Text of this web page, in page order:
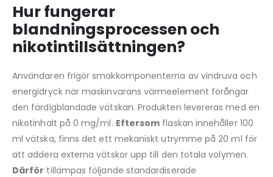
Hur fungerar
blandningsprocessen och
nikotintillsättningen?
Användaren frigör smakkomponenterna av vindruva och
energidryck när maskinvarans värmeelement förångar
den färdigblandade vätskan. Produkten levereras med en
nikotinhalt på 0 mg/ml. Eftersom flaskan innehåller 100
ml vätska, finns det ett mekaniskt utrymme på 20 ml för
att addera externa vätskor upp till den totala volymen.
Därför tillämpas följande standardiserade